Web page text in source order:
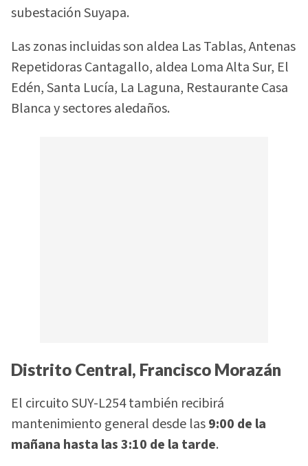
subestación Suyapa.
Las zonas incluidas son aldea Las Tablas, Antenas
Repetidoras Cantagallo, aldea Loma Alta Sur, El
Edén, Santa Lucía, La Laguna, Restaurante Casa
Blanca y sectores aledaños.
Distrito Central, Francisco Morazán
El circuito SUY-L254 también recibirá
mantenimiento general desde las9:00 de la
mañana hasta las 3:10 de la tarde.